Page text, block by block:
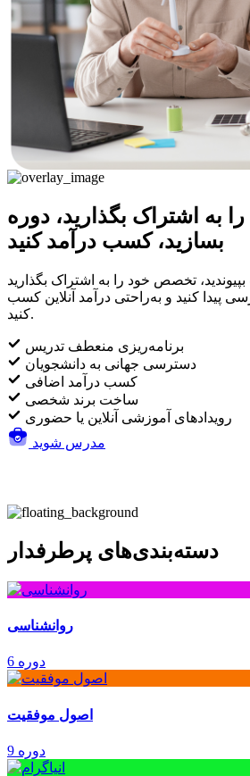
به اشتراک بگذارید، دوره
بسازید، کسب درآمد کنید
پیدا کنید و به‌راحتی درآمد آنلاین کسب
کنید.
برنامه‌ریزی منعطف تدریس
دسترسی جهانی به دانشجویان
کسب درآمد اضافی
ساخت برند شخصی
رویدادهای آموزشی آنلاین یا حضوری
مدرس شوید
دسته‌بندی‌های پرطرفدار
روانشناسی
6 دوره
اصول موفقیت
9 دوره